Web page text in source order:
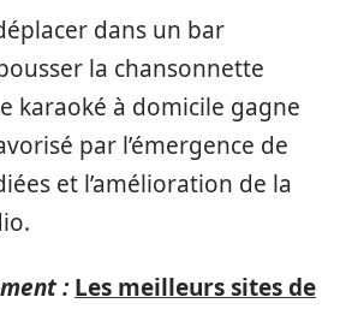
dans un bar
la chansonnette
karaoké à domicile gagne
par l’émergence de
et l’amélioration de la
: Les meilleurs sites de